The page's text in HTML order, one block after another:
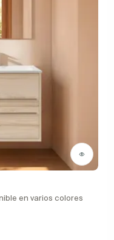
en varios colores